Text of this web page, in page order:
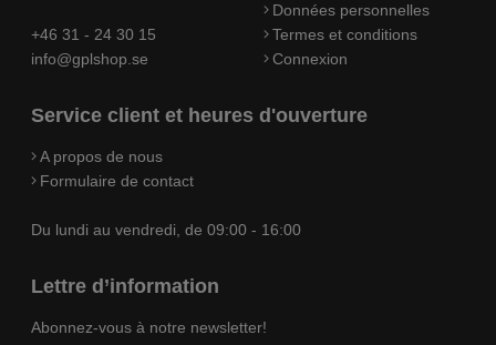
+46 31 - 24 30 15
info@gplshop.se
Données personnelles
Termes et conditions
Connexion
Service client et heures d'ouverture
A propos de nous
Formulaire de contact
Du lundi au vendredi, de 09:00 - 16:00
Lettre d’information
Abonnez-vous à notre newsletter!